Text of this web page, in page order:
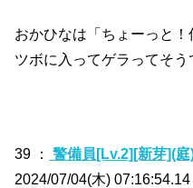
おかひなは「ちょーっと
ツボに入ってゲラってそ
39 ： 警備員[Lv.2][新芽](
2024/07/04(木)